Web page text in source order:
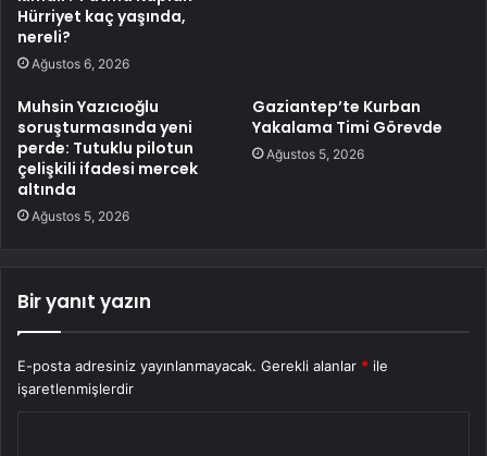
Hürriyet kaç yaşında,
nereli?
Ağustos 6, 2026
Muhsin Yazıcıoğlu
soruşturmasında yeni
perde: Tutuklu pilotun
çelişkili ifadesi mercek
altında
Ağustos 5, 2026
Gaziantep’te Kurban
Yakalama Timi Görevde
Ağustos 5, 2026
Bir yanıt yazın
E-posta adresiniz yayınlanmayacak. Gerekli alanlar * ile
işaretlenmişlerdir